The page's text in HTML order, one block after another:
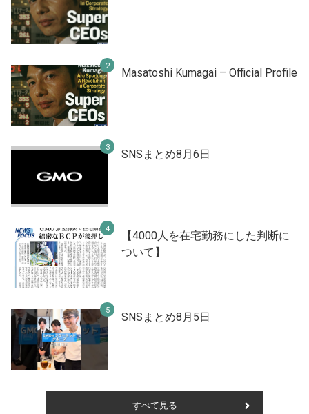
Masatoshi Kumagai – Official Profile
SNSまとめ8月6日
【4000人を在宅勤務にした判断に
ついて】
SNSまとめ8月5日
すべて見る